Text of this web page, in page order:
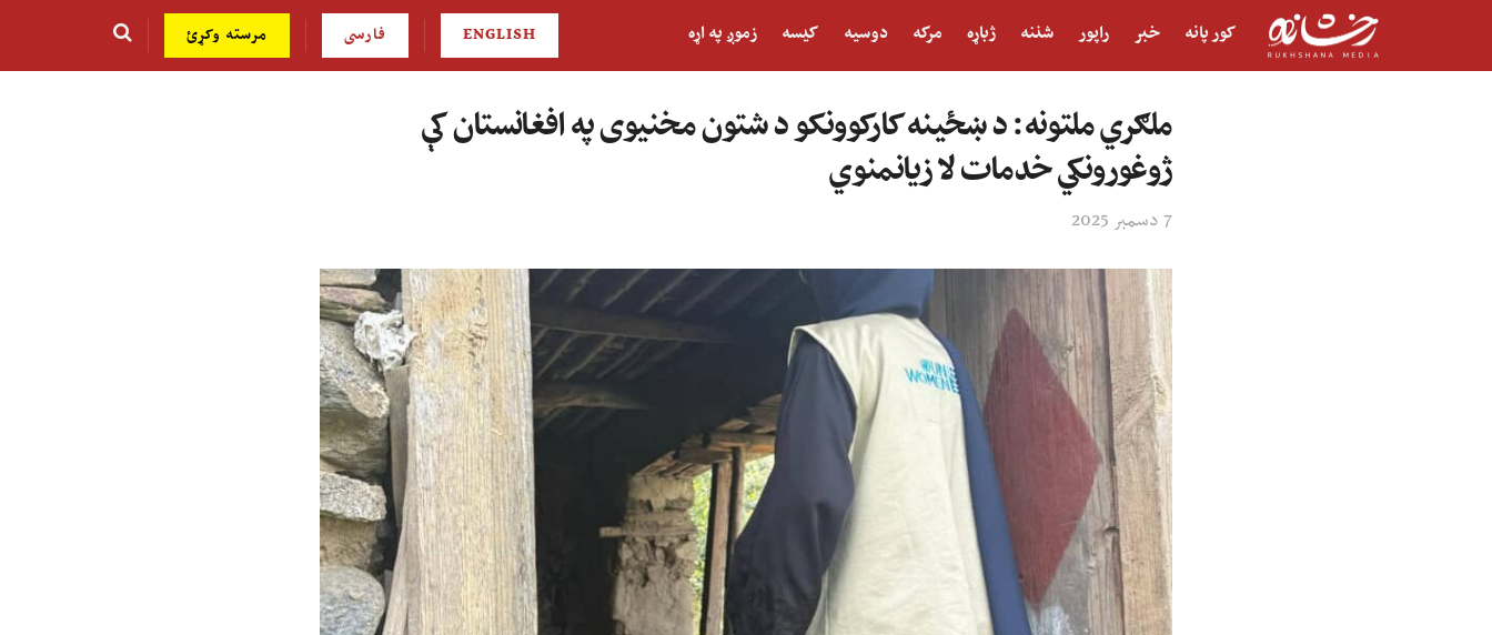
کور پانه خبر راپور شننه ژباړه مرکه دوسیه کیسه زموږ په اړه ENGLISH فارسی مرسته وکړئ
ملګري ملتونه: د ښځینه کارکوونکو د شتون مخنیوی په افغانستان کې
ژوغورونکي خدمات لا زیانمنوي
7 دسمبر 2025